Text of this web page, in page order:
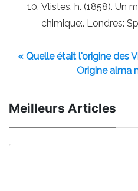
Vlistes, h. (1858). Un
chimique:. Londres:
« Quelle était l'origine des
Origine alma
Meilleurs Articles